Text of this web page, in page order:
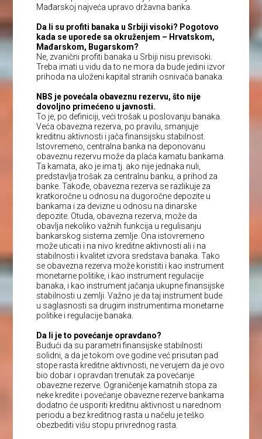
Mađarskoj najveća upravo državna banka.
Da li su profiti banaka u Srbiji visoki? Pogotovo
kada se uporede sa okruženjem – Hrvatskom,
Mađarskom, Bugarskom?
Ne, zvanični profiti banaka u Srbiji nisu previsoki.
Treba imati u vidu da to ne mora da bude jedini izvor
prihoda na uloženi kapital stranih osnivača banaka.
NBS je povećala obaveznu rezervu, što nije
dovoljno primećeno u javnosti.
To je, po definiciji, veći trošak u poslovanju banaka.
Veća obavezna rezerva, po pravilu, smanjuje
kreditnu aktivnosti i jača finansijsku stabilnost.
Istovremeno, centralna banka na deponovanu
obaveznu rezervu može da plaća kamatu bankama.
Ta kamata, ako je ima tj. ako nije jednaka nuli,
predstavlja trošak za centralnu banku, a prihod za
banke. Takođe, obavezna rezerva se razlikuje za
kratkoročne u odnosu na dugoročne depozite u
bankama i za devizne u odnosu na dinarske
depozite. Otuda, obavezna rezerva, može da
obavlja nekoliko važnih funkcija u regulisanju
bankarskog sistema zemlje. Ona istovremeno
može uticati i na nivo kreditne aktivnosti ali i na
stabilnosti i kvalitet izvora sredstava banaka. Tako
se obavezna rezerva može koristiti i kao instrument
monetarne politike, i kao instrument regulacije
banaka, i kao instrument jačanja ukupne finansijske
stabilnosti u zemlji. Važno je da taj instrument bude
u saglasnosti sa drugim instrumentima monetarne
politike i regulacije banaka.
Da li je to povećanje opravdano?
Budući da su parametri finansijske stabilnosti
solidni, a da je tokom ove godine već prisutan pad
stope rasta kreditne aktivnosti, ne verujem da je ovo
bio dobar i opravdan trenutak za povećanje
obavezne rezerve. Ograničenje kamatnih stopa za
neke kredite i povećanje obavezne rezerve bankama
dodatno će usporiti kreditnu aktivnost u narednom
periodu a bez kreditnog rasta u načelu je teško
obezbediti višu stopu privrednog rasta.